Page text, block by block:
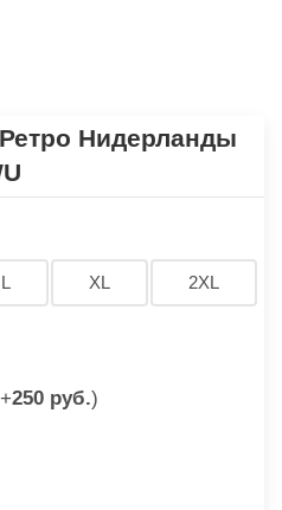
Нидерланды
L XL 2XL
250 руб.)